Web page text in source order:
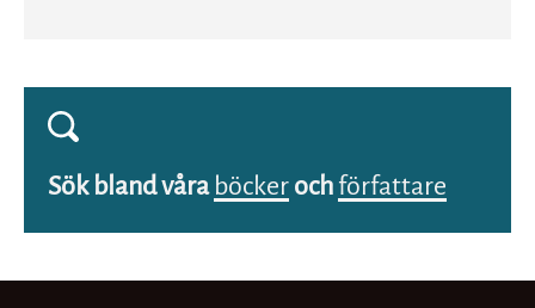
Sök bland våra böcker och författare